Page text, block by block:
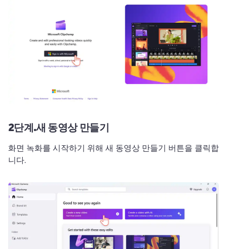
2단계.새 동영상 만들기
화면 녹화를 시작하기 위해 새 동영상 만들기 버튼을 클릭합
니다.